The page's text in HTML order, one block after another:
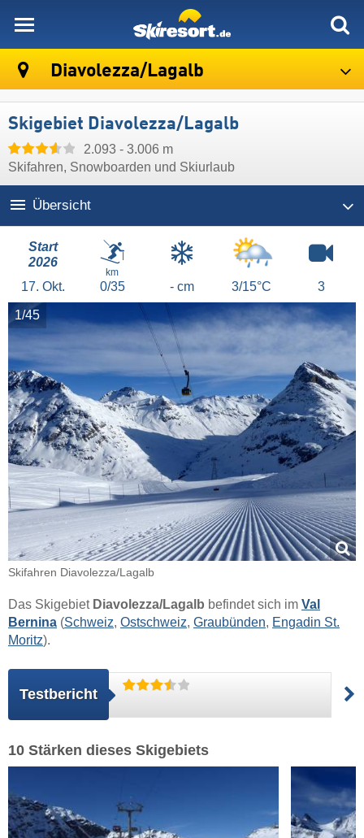
Diavolezza/​Lagalb
Skigebiet Diavolezza/​Lagalb
2.093 - 3.006 m
Skifahren, Snowboarden und Skiurlaub
Übersicht
Start
2026
17. Okt.
km
0/35 - cm 3/15°C 3
1/45
Skifahren Diavolezza/​​Lagalb
Das Skigebiet Diavolezza/​Lagalb befindet sich im Val
Bernina (Schweiz, Ostschweiz, Graubünden, Engadin St.
Moritz).
Testbericht
10 Stärken dieses Skigebiets